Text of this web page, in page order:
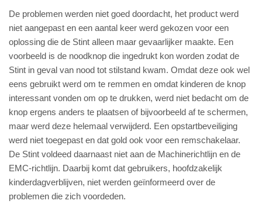
De problemen werden niet goed doordacht, het product werd
niet aangepast en een aantal keer werd gekozen voor een
oplossing die de Stint alleen maar gevaarlijker maakte. Een
voorbeeld is de noodknop die ingedrukt kon worden zodat de
Stint in geval van nood tot stilstand kwam. Omdat deze ook wel
eens gebruikt werd om te remmen en omdat kinderen de knop
interessant vonden om op te drukken, werd niet bedacht om de
knop ergens anders te plaatsen of bijvoorbeeld af te schermen,
maar werd deze helemaal verwijderd. Een opstartbeveiliging
werd niet toegepast en dat gold ook voor een remschakelaar.
De Stint voldeed daarnaast niet aan de Machinerichtlijn en de
EMC-richtlijn. Daarbij komt dat gebruikers, hoofdzakelijk
kinderdagverblijven, niet werden geïnformeerd over de
problemen die zich voordeden.